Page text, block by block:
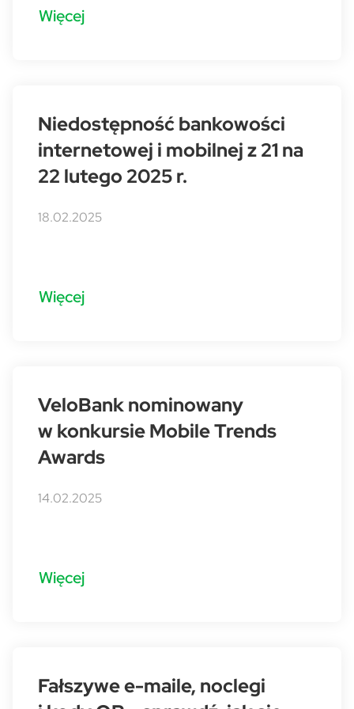
Więcej
Niedostępność bankowości
internetowej i mobilnej z 21 na
22 lutego 2025 r.
18.02.2025
Więcej
VeloBank nominowany
w konkursie Mobile Trends
Awards
14.02.2025
Więcej
Fałszywe e-maile, noclegi